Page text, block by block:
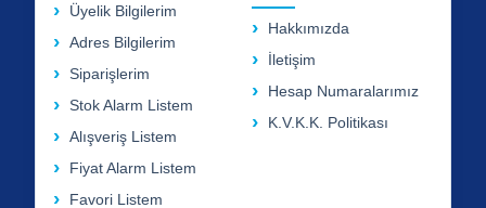
Üyelik Bilgilerim
Adres Bilgilerim
Siparişlerim
Stok Alarm Listem
Alışveriş Listem
Fiyat Alarm Listem
Favori Listem
Hakkımızda
İletişim
Hesap Numaralarımız
K.V.K.K. Politikası